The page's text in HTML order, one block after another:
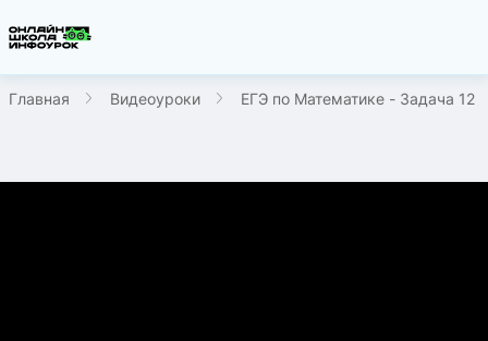
Главная Видеоуроки ЕГЭ по Математике - Задача 12